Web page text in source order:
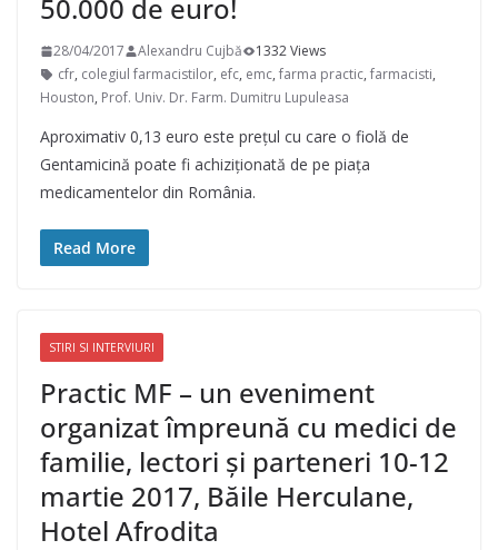
50.000 de euro!
28/04/2017 Alexandru Cujbă
1332 Views
cfr, colegiul farmacistilor, efc, emc, farma practic, farmacisti,
Houston, Prof. Univ. Dr. Farm. Dumitru Lupuleasa
Aproximativ 0,13 euro este prețul cu care o fiolă de
Gentamicină poate fi achiziționată de pe piața
medicamentelor din România.
Read More
STIRI SI INTERVIURI
Practic MF – un eveniment
organizat împreună cu medici de
familie, lectori și parteneri 10-12
martie 2017, Băile Herculane,
Hotel Afrodita